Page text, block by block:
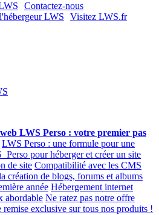
Contactez-nous
Visitez LWS.fr
LWS Perso : votre premier pas
LWS Perso : une formule pour une
Perso pour héberger et créer un site
de site Compatibilité avec les CMS
création de blogs, forums et albums
année Hébergement internet
abordable Ne ratez pas notre offre
exclusive sur tous nos produits !